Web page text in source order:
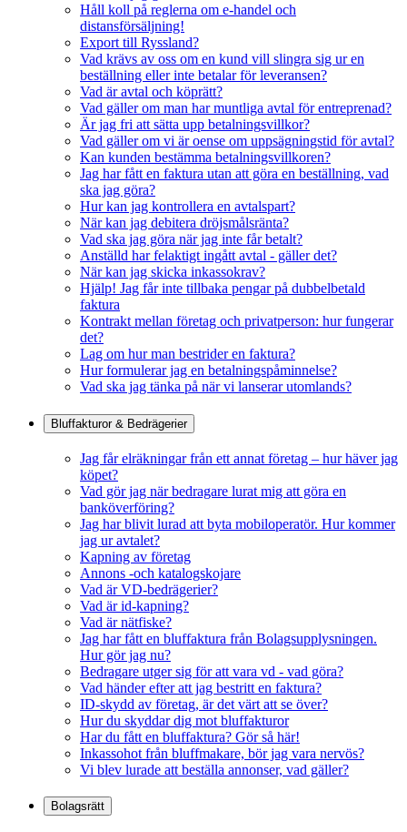
Håll koll på reglerna om e-handel och
distansförsäljning!
Export till Ryssland?
Vad krävs av oss om en kund vill slingra sig ur en
beställning eller inte betalar för leveransen?
Vad är avtal och köprätt?
Vad gäller om man har muntliga avtal för entreprenad?
Är jag fri att sätta upp betalningsvillkor?
Vad gäller om vi är oense om uppsägningstid för avtal?
Kan kunden bestämma betalningsvillkoren?
Jag har fått en faktura utan att göra en beställning, vad
ska jag göra?
Hur kan jag kontrollera en avtalspart?
När kan jag debitera dröjsmålsränta?
Vad ska jag göra när jag inte får betalt?
Anställd har felaktigt ingått avtal - gäller det?
När kan jag skicka inkassokrav?
Hjälp! Jag får inte tillbaka pengar på dubbelbetald
faktura
Kontrakt mellan företag och privatperson: hur fungerar
det?
Lag om hur man bestrider en faktura?
Hur formulerar jag en betalningspåminnelse?
Vad ska jag tänka på när vi lanserar utomlands?
Bluffakturor & Bedrägerier
Jag får elräkningar från ett annat företag – hur häver jag
köpet?
Vad gör jag när bedragare lurat mig att göra en
banköverföring?
Jag har blivit lurad att byta mobiloperatör. Hur kommer
jag ur avtalet?
Kapning av företag
Annons -och katalogskojare
Vad är VD-bedrägerier?
Vad är id-kapning?
Vad är nätfiske?
Jag har fått en bluffaktura från Bolagsupplysningen.
Hur gör jag nu?
Bedragare utger sig för att vara vd - vad göra?
Vad händer efter att jag bestritt en faktura?
ID-skydd av företag, är det värt att se över?
Hur du skyddar dig mot bluffakturor
Har du fått en bluffaktura? Gör så här!
Inkassohot från bluffmakare, bör jag vara nervös?
Vi blev lurade att beställa annonser, vad gäller?
Bolagsrätt